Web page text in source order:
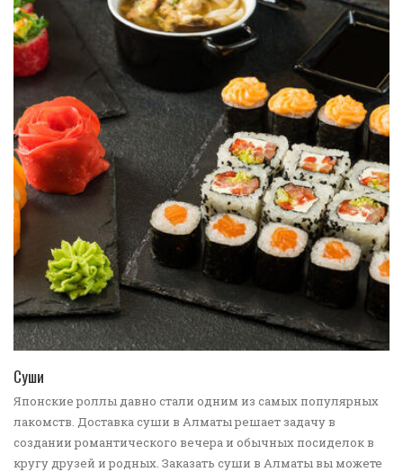
Суши
Японские роллы давно стали одним из самых популярных
лакомств. Доставка суши в Алматы решает задачу в
создании романтического вечера и обычных посиделок в
кругу друзей и родных. Заказать суши в Алматы вы можете